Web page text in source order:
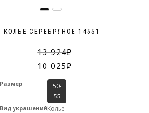
КОЛЬЕ СЕРЕБРЯНОЕ 14551
13 924
10 025
Размер
50-
55
Вид украшенийКолье